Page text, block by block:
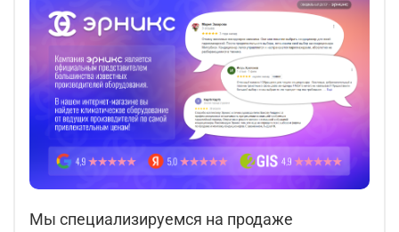
Мы специализируемся на продаже